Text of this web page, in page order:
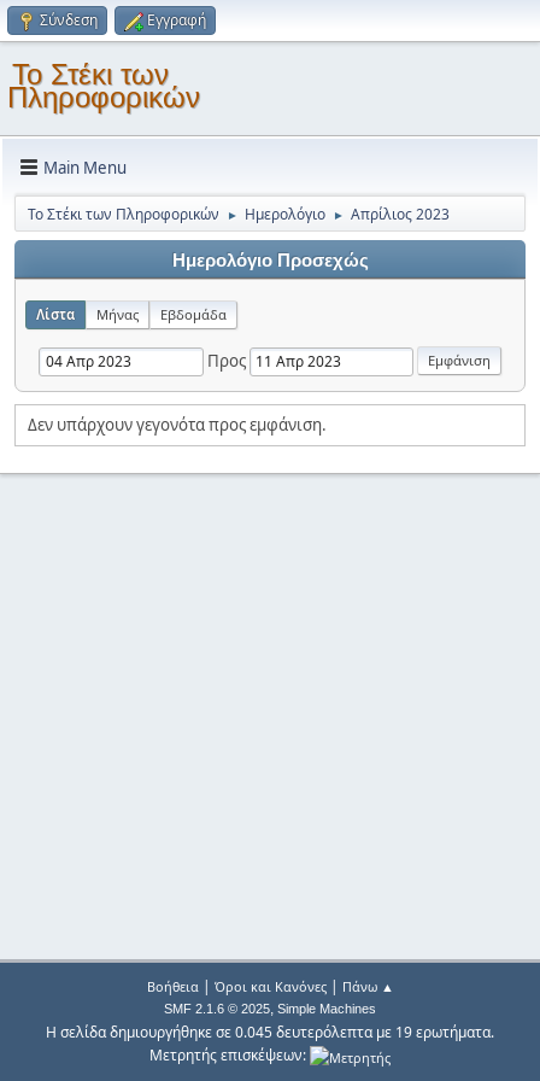
Σύνδεση Εγγραφή
Το Στέκι των
Πληροφορικών
Main Menu
Το Στέκι των Πληροφορικών ► Ημερολόγιο ► Απρίλιος 2023
Ημερολόγιο Προσεχώς
Λίστα Μήνας Εβδομάδα
Προς
Δεν υπάρχουν γεγονότα προς εμφάνιση.
Βοήθεια| Όροι και Κανόνες| Πάνω ▲
SMF 2.1.6 © 2025, Simple Machines
Η σελίδα δημιουργήθηκε σε 0.045 δευτερόλεπτα με 19 ερωτήματα.
Μετρητής επισκέψεων: